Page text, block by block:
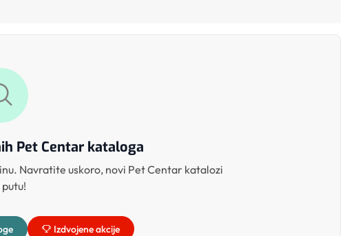
Pet Centar kataloga
Navratite uskoro, novi Pet Centar katalozi
putu!
Izdvojene akcije